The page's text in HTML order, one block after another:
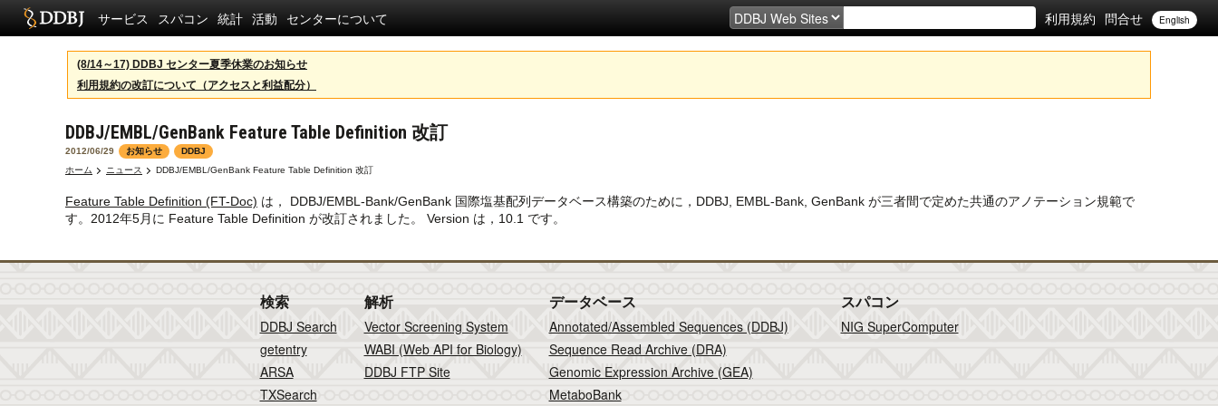
サービス スパコン 統計 活動 センターについて 利用規約 問合せ English
(8/14～17) DDBJ センター夏季休業のお知らせ
利用規約の改訂について（アクセスと利益配分）
DDBJ/EMBL/GenBank Feature Table Definition 改訂
2012/06/29 お知らせ
DDBJ
ホーム
ニュース DDBJ/EMBL/GenBank Feature Table Definition 改訂
Feature Table Definition (FT-Doc) は， DDBJ/EMBL-Bank/GenBank 国際塩基配列データベース構築のために，DDBJ, EMBL-Bank, GenBank が三者間で定めた共通のアノテーション規範で
す。2012年5月に Feature Table Definition が改訂されました。 Version は，10.1 です。
検索
DDBJ Search
getentry
ARSA
TXSearch
解析
Vector Screening System
WABI (Web API for Biology)
DDBJ FTP Site
データベース
Annotated/Assembled Sequences (DDBJ)
Sequence Read Archive (DRA)
Genomic Expression Archive (GEA)
MetaboBank
スパコン
NIG SuperComputer